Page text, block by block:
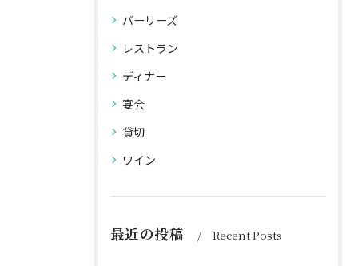
バーリーズ
レストラン
ディナー
宴会
貸切
ワイン
最近の投稿 Recent Posts